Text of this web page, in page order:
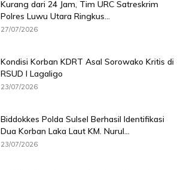
Kurang dari 24 Jam, Tim URC Satreskrim
Polres Luwu Utara Ringkus...
27/07/2026
Kondisi Korban KDRT Asal Sorowako Kritis di
RSUD I Lagaligo
23/07/2026
Biddokkes Polda Sulsel Berhasil Identifikasi
Dua Korban Laka Laut KM. Nurul...
23/07/2026